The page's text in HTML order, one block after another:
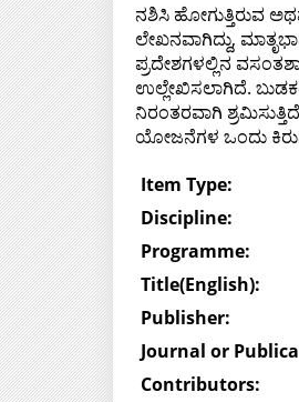
ನಶಿಸಿ ಹೋಗುತ್ತಿರುವ
ಲೇಖನವಾಗಿದ್ದು,
ಪ್ರದೇಶಗಳಲ್ಲಿನ
ಉಲ್ಲೇಖಿಸಲಾಗಿದೆ.
ನಿರಂತರವಾಗಿ
ಯೋಜನೆಗಳ ಒಂದು
Item Type:
Discipline:
Programme:
Title(English):
Publisher:
Journal or
Contributors: